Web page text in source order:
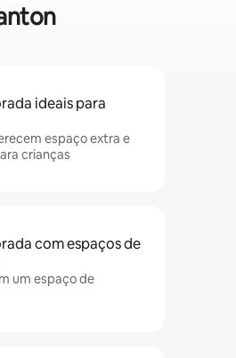
ideais para
espaço extra e
crianças
com espaços de
um espaço de